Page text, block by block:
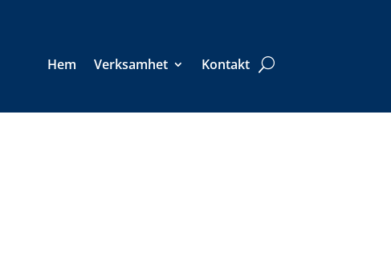
Hem Verksamhet Kontakt